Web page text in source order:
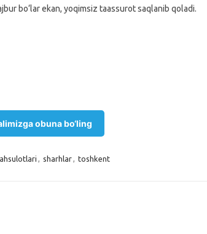
bo‘lar ekan, yoqimsiz taassurot saqlanib qoladi.
obuna bo‘ling
, sharhlar, toshkent